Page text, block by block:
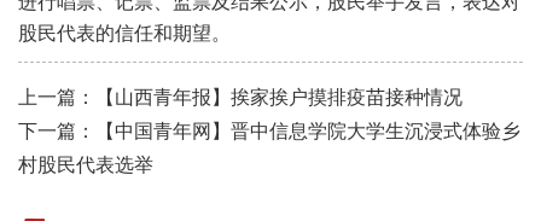
股民代表的信任和期望。
上一篇：【山西青年报】挨家挨户摸排疫苗接种情况
下一篇：【中国青年网】晋中信息学院大学生沉浸式体验乡
村股民代表选举